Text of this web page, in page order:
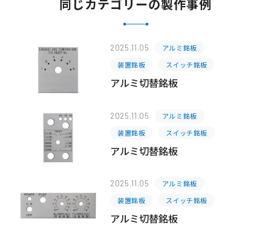
同じカテゴリーの製作事例
2025.11.05
アルミ銘板
装置銘板
スイッチ銘板
アルミ切替銘板
2025.11.05
アルミ銘板
装置銘板
スイッチ銘板
アルミ切替銘板
2025.11.05
アルミ銘板
装置銘板
スイッチ銘板
アルミ切替銘板